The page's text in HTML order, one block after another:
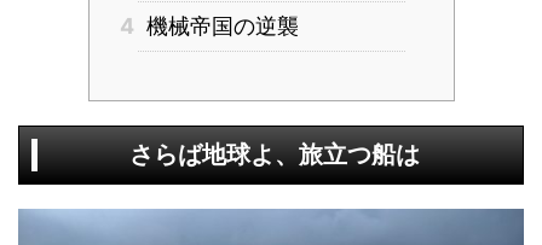
4 機械帝国の逆襲
さらば地球よ、旅立つ船は